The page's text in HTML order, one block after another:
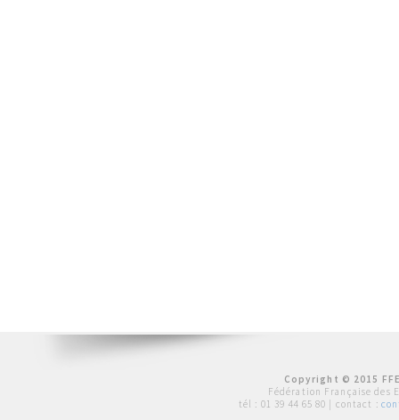
Copyright © 2015
Fédération Française des
tél : 01 39 44 65 80 | contact :